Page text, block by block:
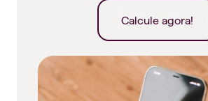
Calcule agora!